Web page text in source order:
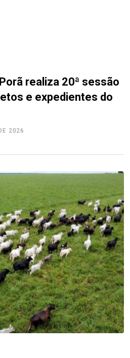
realiza 20ª sessão
e expedientes do
2026